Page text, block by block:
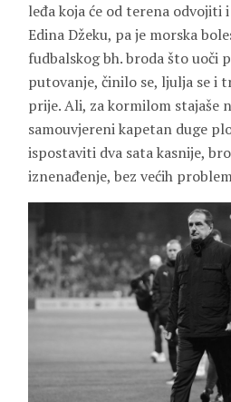
leđa koja će od terena odvojiti
Edina Džeku, pa je morska
fudbalskog bh. broda što uoči
putovanje, činilo se, ljulja se i
prije. Ali, za kormilom stajaše
samouvjereni kapetan duge
ispostaviti dva sata kasnije,
iznenađenje, bez većih